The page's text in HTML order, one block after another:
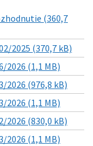
(360,7
2025 (370,7 kB)
2026 (1,1 MB)
2026 (976,8 kB)
2026 (1,1 MB)
2026 (830,0 kB)
2026 (1,1 MB)